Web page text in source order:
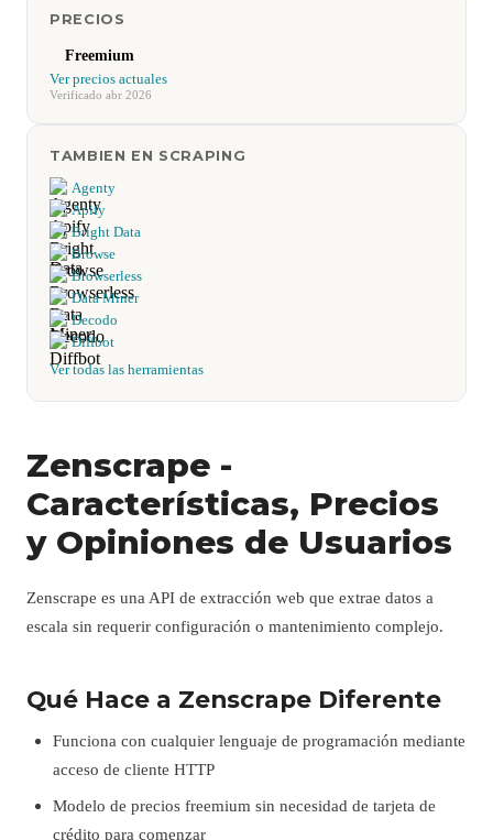
PRECIOS
Freemium
Ver precios actuales
Verificado abr 2026
TAMBIEN EN SCRAPING
Agenty
Apify
Bright Data
Browse
Browserless
Data Miner
Decodo
Diffbot
Ver todas las herramientas
Zenscrape -
Características, Precios
y Opiniones de Usuarios
Zenscrape es una API de extracción web que extrae datos a
escala sin requerir configuración o mantenimiento complejo.
Qué Hace a Zenscrape Diferente
Funciona con cualquier lenguaje de programación mediante
acceso de cliente HTTP
Modelo de precios freemium sin necesidad de tarjeta de
crédito para comenzar